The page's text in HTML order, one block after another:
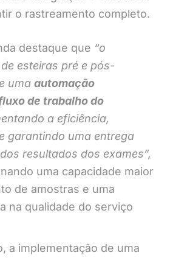
o rastreamento completo.
destaque que “o
esteiras pré e pós-
uma automação
de trabalho do
a eficiência,
garantindo uma entrega
resultados dos exames”,
uma capacidade maior
de amostras e uma
na qualidade do serviço
a implementação de uma